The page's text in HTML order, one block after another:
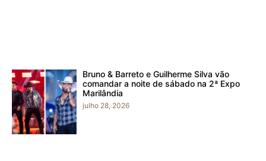
Bruno & Barreto e Guilherme Silva vão
comandar a noite de sábado na 2ª Expo
Marilândia
julho 28, 2026